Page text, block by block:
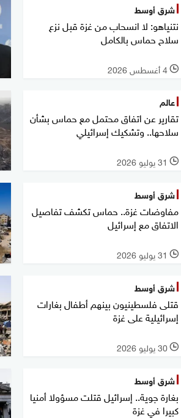
شرق أوسط
نتنياهو: لا انسحاب من غزة قبل نزع
سلاح حماس بالكامل
l 4 أغسطس 2026
عالم
تقارير عن اتفاق محتمل مع حماس بشأن
سلاحها.. وتشكيك إسرائيلي
l 31 يوليو 2026
شرق أوسط
مفاوضات غزة.. حماس تكشف تفاصيل
الاتفاق مع إسرائيل
l 31 يوليو 2026
شرق أوسط
قتلى فلسطينيون بينهم أطفال بغارات
إسرائيلية على غزة
l 30 يوليو 2026
شرق أوسط
بغارة جوية.. إسرائيل قتلت مسؤولا أمنيا
كبيرا في غزة